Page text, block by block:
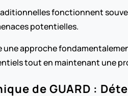
fonctionnent
potentielles.
une approche
tout en maintenant une
de GUARD :